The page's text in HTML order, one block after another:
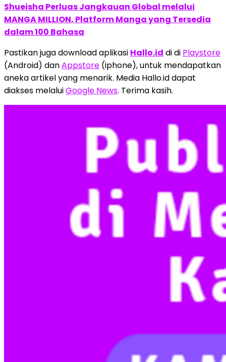
Shueisha Perluas Jangkauan Global melalui
MANGA MILLION, Platform Manga yang Tersedia
dalam 100 Bahasa
Pastikan juga download aplikasi Hallo.id di di Playstore
(Android) danAppstore (iphone), untuk mendapatkan
aneka artikel yang menarik. Media Hallo.id dapat
diakses melaluiGoogle News. Terima kasih.